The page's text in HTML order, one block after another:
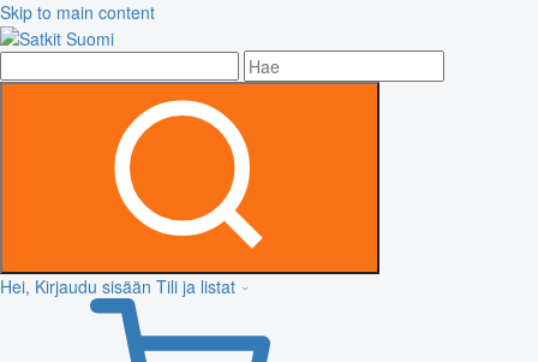
Skip to main content
Hei, Kirjaudu sisään Tili ja listat